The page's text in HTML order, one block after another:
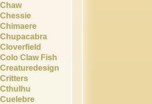
Chaw
Chessie
Chimaere
Chupacabra
Cloverfield
Colo Claw Fish
Creaturedesign
Critters
Cthulhu
Cuelebre